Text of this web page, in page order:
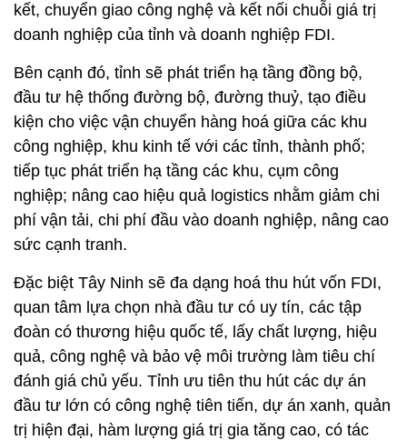
kết, chuyển giao công nghệ và kết nối chuỗi giá trị
doanh nghiệp của tỉnh và doanh nghiệp FDI.
Bên cạnh đó, tỉnh sẽ phát triển hạ tầng đồng bộ,
đầu tư hệ thống đường bộ, đường thuỷ, tạo điều
kiện cho việc vận chuyển hàng hoá giữa các khu
công nghiệp, khu kinh tế với các tỉnh, thành phố;
tiếp tục phát triển hạ tầng các khu, cụm công
nghiệp; nâng cao hiệu quả logistics nhằm giảm chi
phí vận tải, chi phí đầu vào doanh nghiệp, nâng cao
sức cạnh tranh.
Đặc biệt Tây Ninh sẽ đa dạng hoá thu hút vốn FDI,
quan tâm lựa chọn nhà đầu tư có uy tín, các tập
đoàn có thương hiệu quốc tế, lấy chất lượng, hiệu
quả, công nghệ và bảo vệ môi trường làm tiêu chí
đánh giá chủ yếu. Tỉnh ưu tiên thu hút các dự án
đầu tư lớn có công nghệ tiên tiến, dự án xanh, quản
trị hiện đại, hàm lượng giá trị gia tăng cao, có tác